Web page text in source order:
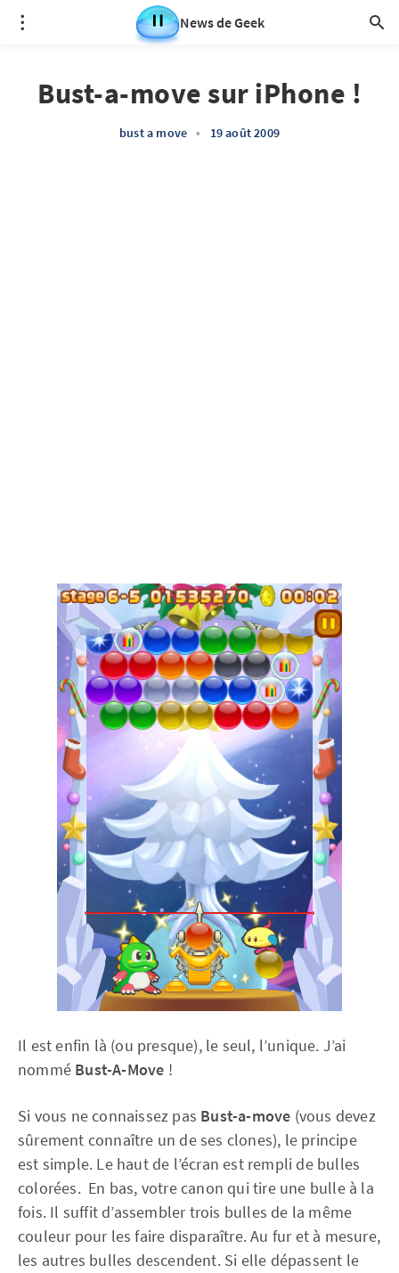
News de Geek
Bust-a-move sur iPhone !
bust a move • 19 août 2009
Il est enfin là (ou presque), le seul, l’unique. J’ai
nommé Bust-A-Move !
Si vous ne connaissez pas Bust-a-move (vous devez
sûrement connaître un de ses clones), le principe
est simple. Le haut de l’écran est rempli de bulles
colorées. En bas, votre canon qui tire une bulle à la
fois. Il suffit d’assembler trois bulles de la même
couleur pour les faire disparaître. Au fur et à mesure,
les autres bulles descendent. Si elle dépassent le